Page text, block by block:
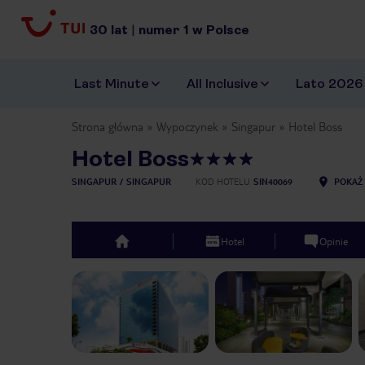
30 lat | numer 1 w Polsce
Last Minute All Inclusive Lato 2026
Strona główna Wypoczynek Singapur Hotel Boss
Hotel Boss
SINGAPUR SINGAPUR KOD HOTELU SIN40069
top Hotel Opinie
Previous slide